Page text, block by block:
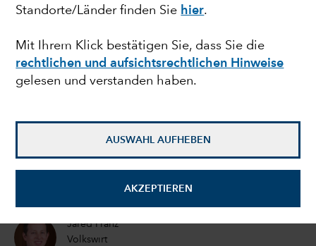
Standorte/Länder finden Sie hier.
Mit Ihrem Klick bestätigen Sie, dass Sie die
rechtlichen und aufsichtsrechtlichen Hinweise
gelesen und verstanden haben.
AUSWAHL AUFHEBEN
AKZEPTIEREN
Zusammenbruch der
SVB für Anleger
bedeutet
Jared Franz
Volkswirt